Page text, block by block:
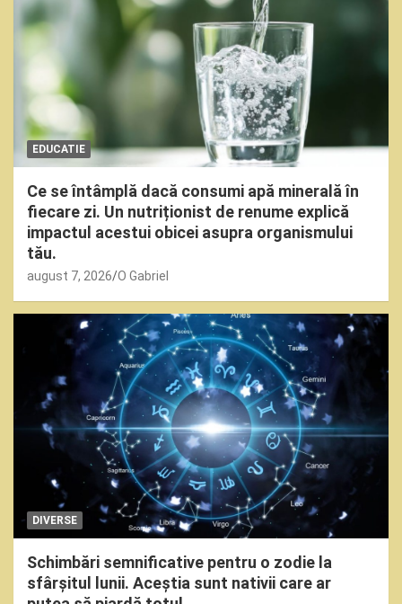
EDUCATIE
Ce se întâmplă dacă consumi apă minerală în
fiecare zi. Un nutriționist de renume explică
impactul acestui obicei asupra organismului
tău.
august 7, 2026 O Gabriel
DIVERSE
Schimbări semnificative pentru o zodie la
sfârșitul lunii. Aceștia sunt nativii care ar